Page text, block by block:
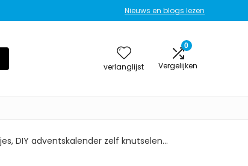
Nieuws en blogs lezen
verlanglijst
0
Vergelijken
DIY adventskalender zelf knutselen…